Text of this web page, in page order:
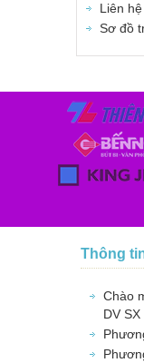
Liên hệ
Sơ đồ
Thông
Chào
DV